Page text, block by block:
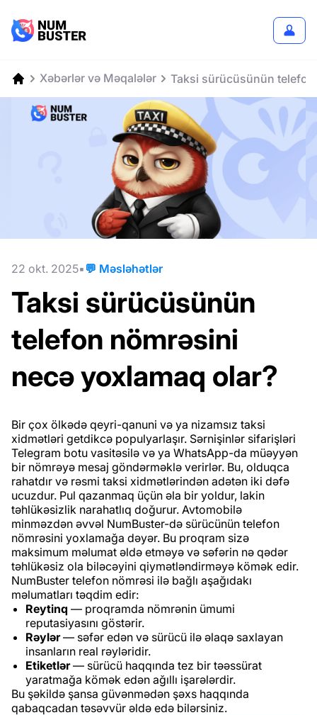
Xəbərlər və Məqalələr Taksi sürücüsünün
22 okt. 2025 💬 Məsləhətlər
Taksi sürücüsünün
telefon nömrəsini
necə yoxlamaq olar?
Bir çox ölkədə qeyri-qanuni və ya nizamsız taksi
xidmətləri getdikcə populyarlaşır. Sərnişinlər sifarişləri
Telegram botu vasitəsilə və ya WhatsApp-da müəyyən
bir nömrəyə mesaj göndərməklə verirlər. Bu, olduqca
rahatdır və rəsmi taksi xidmətlərindən adətən iki dəfə
ucuzdur. Pul qazanmaq üçün əla bir yoldur, lakin
təhlükəsizlik narahatlıq doğurur. Avtomobilə
minməzdən əvvəl NumBuster-də sürücünün telefon
nömrəsini yoxlamağa dəyər. Bu proqram sizə
maksimum məlumat əldə etməyə və səfərin nə qədər
təhlükəsiz ola biləcəyini qiymətləndirməyə kömək edir.
NumBuster telefon nömrəsi ilə bağlı aşağıdakı
məlumatları təqdim edir:
Reytinq — proqramda nömrənin ümumi
reputasiyasını göstərir.
Rəylər— səfər edən və sürücü ilə əlaqə saxlayan
insanların real rəyləridir.
Etiketlər— sürücü haqqında tez bir təəssürat
yaratmağa kömək edən ağıllı işarələrdir.
Bu şəkildə şansa güvənmədən şəxs haqqında
qabaqcadan təsəvvür əldə edə bilərsiniz.